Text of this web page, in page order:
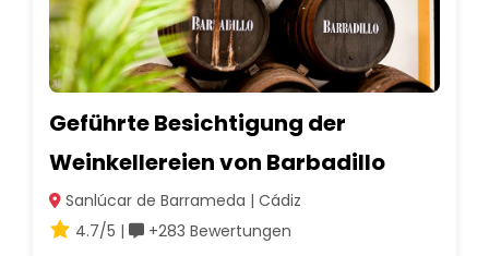
Geführte Besichtigung der
Weinkellereien von Barbadillo
Sanlúcar de Barrameda | Cádiz
4.7/5 |
+283 Bewertungen